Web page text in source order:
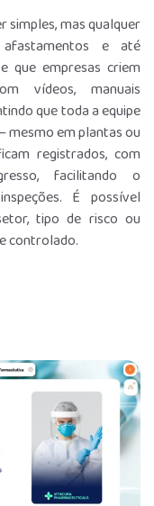
simples, mas qualquer
e até
que empresas criem
vídeos, manuais
que toda a equipe
mesmo em plantas ou
registrados, com
facilitando o
É possível
tipo de risco ou
controlado.